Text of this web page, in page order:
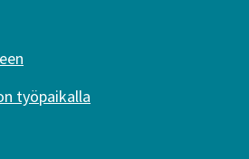
työpaikalla